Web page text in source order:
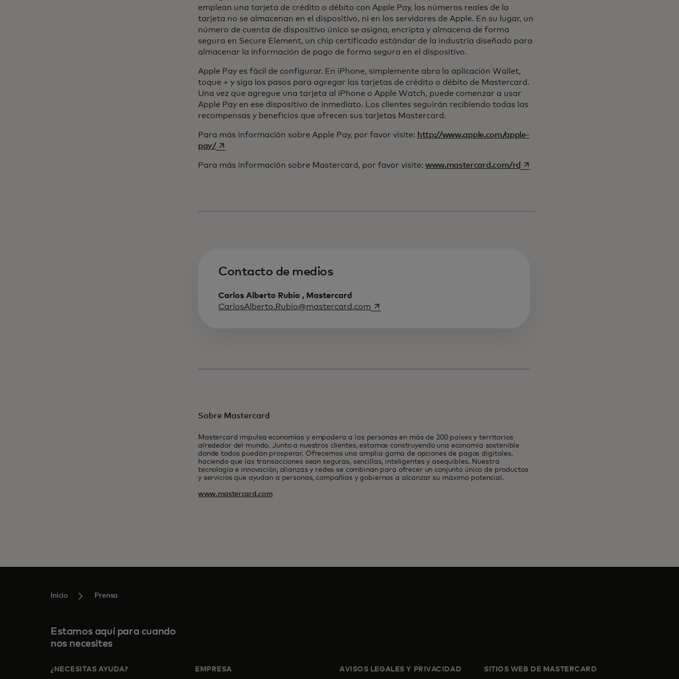
emplean una tarjeta de crédito o débito con Apple Pay, los números reales de la
tarjeta no se almacenan en el dispositivo, ni en los servidores de Apple. En su lugar, un
número de cuenta de dispositivo único se asigna, encripta y almacena de forma
segura en Secure Element, un chip certificado estándar de la industria diseñado para
almacenar la información de pago de forma segura en el dispositivo.
Apple Pay es fácil de configurar. En iPhone, simplemente abra la aplicación Wallet,
toque + y siga los pasos para agregar las tarjetas de crédito o débito de Mastercard.
Una vez que agregue una tarjeta al iPhone o Apple Watch, puede comenzar a usar
Apple Pay en ese dispositivo de inmediato. Los clientes seguirán recibiendo todas las
recompensas y beneficios que ofrecen sus tarjetas Mastercard.
Para más información sobre Apple Pay, por favor visite: http://www.apple.com/apple-
pay/se abre en una pestaña nueva
Para más información sobre Mastercard, por favor visite: www.mastercard.com/rd se abre en una pestaña nueva
Contacto de medios
Carlos Alberto Rubio , Mastercard
CarlosAlberto.Rubio@mastercard.com se abre en una pestaña nueva
Sobre Mastercard
Mastercard impulsa economías y empodera a las personas en más de 200 países y territorios
alrededor del mundo. Junto a nuestros clientes, estamos construyendo una economía sostenible
donde todos puedan prosperar. Ofrecemos una amplia gama de opciones de pagos digitales,
haciendo que las transacciones sean seguras, sencillas, inteligentes y asequibles. Nuestra
tecnología e innovación, alianzas y redes se combinan para ofrecer un conjunto único de productos
y servicios que ayudan a personas, compañías y gobiernos a alcanzar su máximo potencial.
www.mastercard.com
Inicio Prensa
Estamos aquí para cuando
nos necesites
¿NECESITAS AYUDA? EMPRESA AVISOS LEGALES Y PRIVACIDAD SITIOS WEB DE MASTERCARD